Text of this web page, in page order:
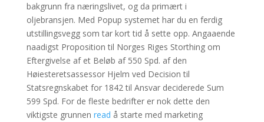
bakgrunn fra næringslivet, og da primært i
oljebransjen. Med Popup systemet har du en ferdig
utstillingsvegg som tar kort tid å sette opp. Angaaende
naadigst Proposition til Norges Riges Storthing om
Eftergivelse af et Beløb af 550 Spd. af den
Høiesteretsassessor Hjelm ved Decision til
Statsregnskabet for 1842 til Ansvar deciderede Sum
599 Spd. For de fleste bedrifter er nok dette den
viktigste grunnen read å starte med marketing